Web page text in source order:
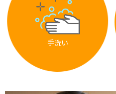
手洗い